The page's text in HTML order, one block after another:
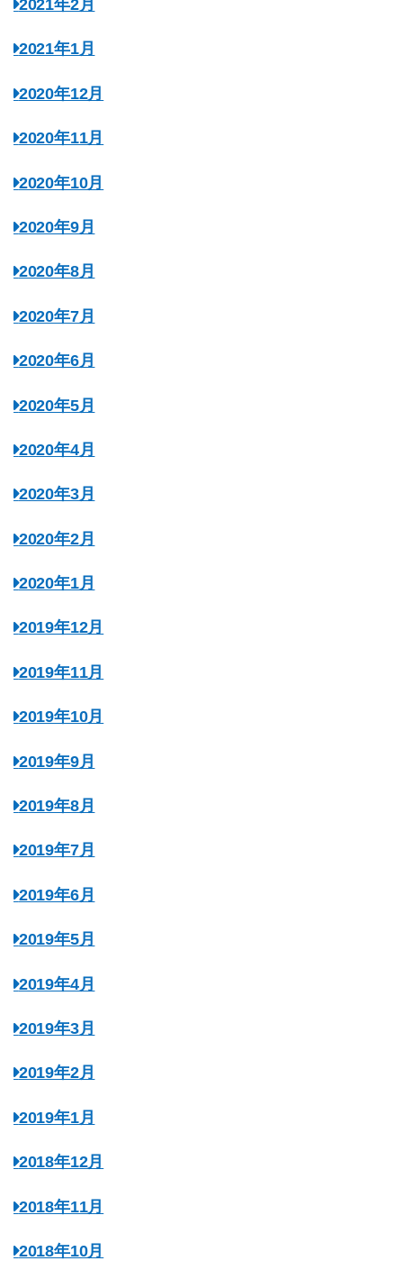
2021年2月
2021年1月
2020年12月
2020年11月
2020年10月
2020年9月
2020年8月
2020年7月
2020年6月
2020年5月
2020年4月
2020年3月
2020年2月
2020年1月
2019年12月
2019年11月
2019年10月
2019年9月
2019年8月
2019年7月
2019年6月
2019年5月
2019年4月
2019年3月
2019年2月
2019年1月
2018年12月
2018年11月
2018年10月